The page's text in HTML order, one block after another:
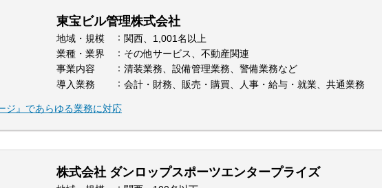
東宝ビル管理株式会社
地域・規模
関西、1,001名以上
業種・業界
その他サービス、不動産関連
事業内容
清装業務、設備管理業務、警備業務など
導入業務
会計・財務、販売・購買、人事・給与・就業、共通業務
ジ』であらゆる業務に対応
株式会社 ダンロップスポーツエンタープライズ